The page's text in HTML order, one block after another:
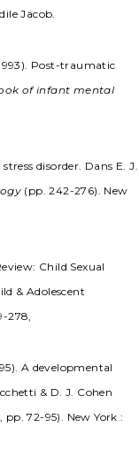
Jacob.
Post-traumatic
of infant mental
disorder. Dans E. J.
(pp. 242-276). New
Child Sexual
& Adolescent
278,
A developmental
& D. J. Cohen
pp. 72-95). New York :